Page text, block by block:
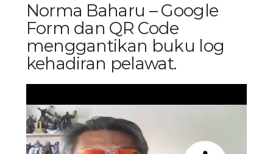
Norma Baharu – Google
Form dan QR Code
menggantikan buku log
kehadiran pelawat.